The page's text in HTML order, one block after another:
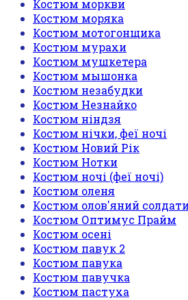
Костюм моркви
Костюм моряка
Костюм мотогонщика
Костюм мурахи
Костюм мушкетера
Костюм мышонка
Костюм незабудки
Костюм Незнайко
Костюм ніндзя
Костюм нічки, феї ночі
Костюм Новий Рік
Костюм Нотки
Костюм ночі (феї ночі)
Костюм оленя
Костюм олов'яний
Костюм Оптимус Прайм
Костюм осені
Костюм павук 2
Костюм павука
Костюм павучка
Костюм пастуха